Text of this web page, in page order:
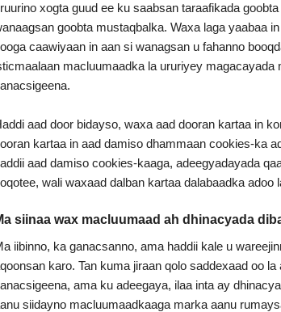
xogta guud ee ku saabsan taraafikada
goobta mustaqbalka. Waxa laga yaabaa
caawiyaan in aan si wanagsan u fahanno
macluumaadka la ururiyey
aad door bidayso, waxa aad dooran kartaa in
kartaa in aad damiso dhammaan cookies-ka
aad damiso cookies-kaaga, adeegyadayada
wali waxaad dalban kartaa dalabaadka
siinaa wax macluumaad ah dhinacyada
iibinno, ka ganacsanno, ama haddii kale u
karo. Tan kuma jiraan qolo saddexaad oo
ama ku adeegaya, ilaa inta ay
siidayno macluumaadkaaga marka aanu